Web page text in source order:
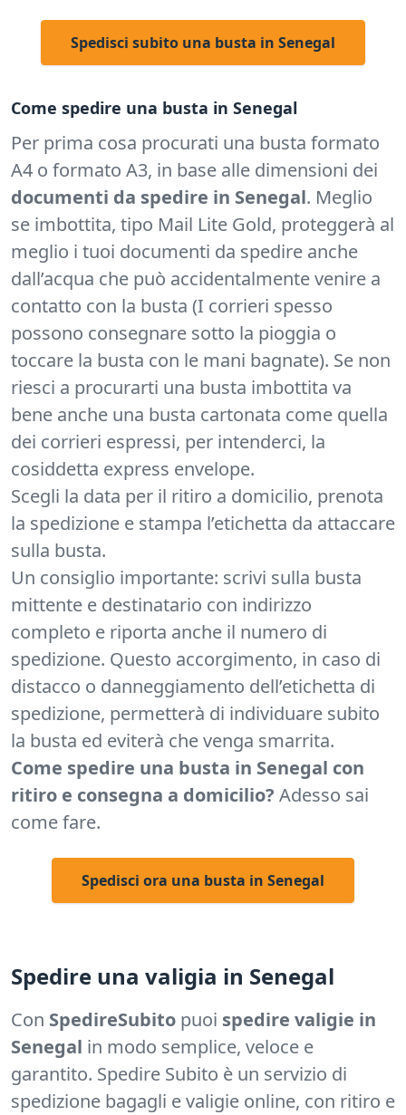
Spedisci subito una busta in Senegal
Come spedire una busta in Senegal
Per prima cosa procurati una busta formato
A4 o formato A3, in base alle dimensioni dei
documenti da spedire in Senegal. Meglio
se imbottita, tipo Mail Lite Gold, proteggerà al
meglio i tuoi documenti da spedire anche
dall’acqua che può accidentalmente venire a
contatto con la busta (I corrieri spesso
possono consegnare sotto la pioggia o
toccare la busta con le mani bagnate). Se non
riesci a procurarti una busta imbottita va
bene anche una busta cartonata come quella
dei corrieri espressi, per intenderci, la
cosiddetta express envelope.
Scegli la data per il ritiro a domicilio, prenota
la spedizione e stampa l’etichetta da attaccare
sulla busta.
Un consiglio importante: scrivi sulla busta
mittente e destinatario con indirizzo
completo e riporta anche il numero di
spedizione. Questo accorgimento, in caso di
distacco o danneggiamento dell’etichetta di
spedizione, permetterà di individuare subito
la busta ed eviterà che venga smarrita.
Come spedire una busta in Senegal con
ritiro e consegna a domicilio? Adesso sai
come fare.
Spedisci ora una busta in Senegal
Spedire una valigia in Senegal
Con SpedireSubito puoi spedire valigie in
Senegal in modo semplice, veloce e
garantito. Spedire Subito è un servizio di
spedizione bagagli e valigie online, con ritiro e